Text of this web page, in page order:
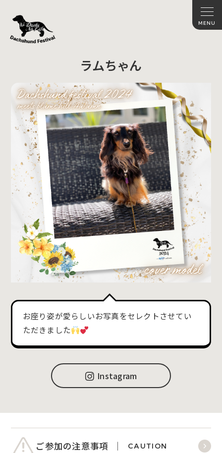
ラムちゃん
お座り姿が愛らしいお写真をセレクトさせてい
ただきました
Instagram
ご参加の注意事項 CAUTION